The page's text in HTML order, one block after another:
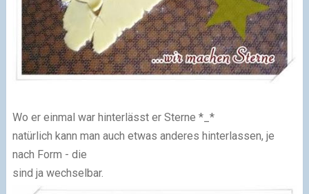
Wo er einmal war hinterlässt er Sterne *_*
natürlich kann man auch etwas anderes hinterlassen, je
nach Form - die
sind ja wechselbar.